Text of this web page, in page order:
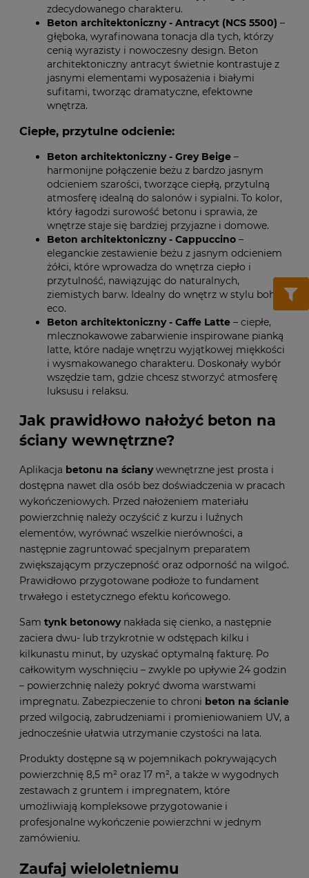
zdecydowanego charakteru.
Beton architektoniczny - Antracyt (NCS 5500) –
głęboka, wyrafinowana tonacja dla tych, którzy
cenią wyrazisty i nowoczesny design. Beton
architektoniczny antracyt świetnie kontrastuje z
jasnymi elementami wyposażenia i białymi
sufitami, tworząc dramatyczne, efektowne
wnętrza.
Ciepłe, przytulne odcienie:
Beton architektoniczny - Grey Beige –
harmonijne połączenie beżu z bardzo jasnym
odcieniem szarości, tworzące ciepłą, przytulną
atmosferę idealną do salonów i sypialni. To kolor,
który łagodzi surowość betonu i sprawia, że
wnętrze staje się bardziej przyjazne i domowe.
Beton architektoniczny - Cappuccino –
eleganckie zestawienie beżu z jasnym odcieniem
żółci, które wprowadza do wnętrza ciepło i
przytulność, nawiązując do naturalnych,
ziemistych barw. Idealny do wnętrz w stylu boho i
eco.
Beton architektoniczny - Caffe Latte – ciepłe,
mlecznokawowe zabarwienie inspirowane pianką
latte, które nadaje wnętrzu wyjątkowej miękkości
i wysmakowanego charakteru. Doskonały wybór
wszędzie tam, gdzie chcesz stworzyć atmosferę
luksusu i relaksu.
Jak prawidłowo nałożyć beton na
ściany wewnętrzne?
Aplikacja betonu na ścianywewnętrzne jest prosta i
dostępna nawet dla osób bez doświadczenia w pracach
wykończeniowych. Przed nałożeniem materiału
powierzchnię należy oczyścić z kurzu i luźnych
elementów, wyrównać wszelkie nierówności, a
następnie zagruntować specjalnym preparatem
zwiększającym przyczepność oraz odporność na wilgoć.
Prawidłowo przygotowane podłoże to fundament
trwałego i estetycznego efektu końcowego.
Sam tynk betonowynakłada się cienko, a następnie
zaciera dwu- lub trzykrotnie w odstępach kilku i
kilkunastu minut, by uzyskać optymalną fakturę. Po
całkowitym wyschnięciu – zwykle po upływie 24 godzin
– powierzchnię należy pokryć dwoma warstwami
impregnatu. Zabezpieczenie to chroni beton na ścianie
przed wilgocią, zabrudzeniami i promieniowaniem UV, a
jednocześnie ułatwia utrzymanie czystości na lata.
Produkty dostępne są w pojemnikach pokrywających
powierzchnię 8,5 m² oraz 17 m², a także w wygodnych
zestawach z gruntem i impregnatem, które
umożliwiają kompleksowe przygotowanie i
profesjonalne wykończenie powierzchni w jednym
zamówieniu.
Zaufaj wieloletniemu